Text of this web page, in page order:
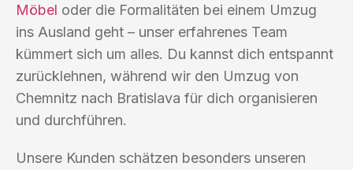
Möbel oder die Formalitäten bei einem Umzug
ins Ausland geht – unser erfahrenes Team
kümmert sich um alles. Du kannst dich entspannt
zurücklehnen, während wir den Umzug von
Chemnitz nach Bratislava für dich organisieren
und durchführen.
Unsere Kunden schätzen besonders unseren